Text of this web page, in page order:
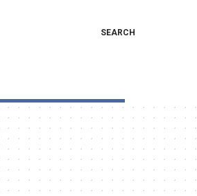
SEARCH